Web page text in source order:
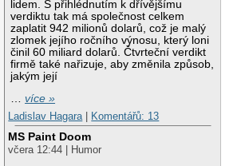
lidem. S přihlédnutím k dřívějšímu
verdiktu tak má společnost celkem
zaplatit 942 milionů dolarů, což je malý
zlomek jejího ročního výnosu, který loni
činil 60 miliard dolarů. Čtvrteční verdikt
firmě také nařizuje, aby změnila způsob,
jakým její
…více »
Ladislav Hagara
Komentářů: 13
MS Paint Doom
včera 12:44 | Humor